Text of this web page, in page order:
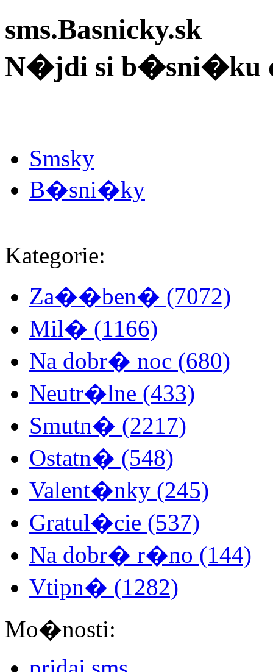
sms.Basnicky.sk
N�jdi si b�sni�ku
Smsky
B�sni�ky
Kategorie:
Za��ben� (7072)
Mil� (1166)
Na dobr� noc (680)
Neutr�lne (433)
Smutn� (2217)
Ostatn� (548)
Valent�nky (245)
Gratul�cie (537)
Na dobr� r�no (144)
Vtipn� (1282)
Mo�nosti: